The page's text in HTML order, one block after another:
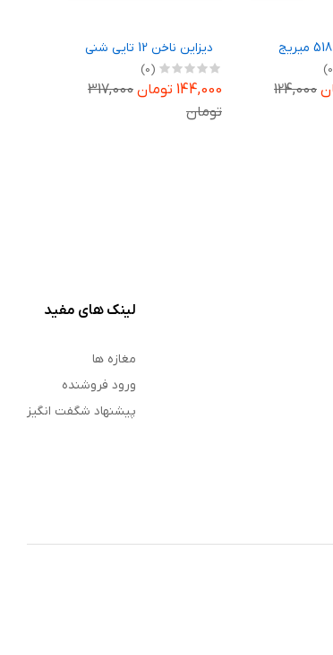
124,000
دیزاین ناخن 12 تایی شنی
(0)
144,000 تومان
317,000
تومان
لینک های مفید
مغازه ها
ورود فروشنده
پیشنهاد شگفت انگیز